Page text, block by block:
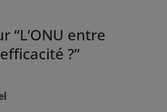
“L’ONU entre
?”